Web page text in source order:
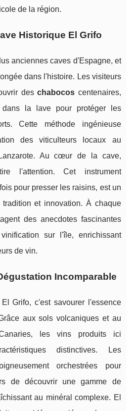
de la région.
Historique El Grifo
anciennes caves d'Espagne, et
dans l'histoire. Les visiteurs
deschabocos centenaires,
dans la lave pour protéger les
Cette méthode ingénieuse
des viticulteurs locaux au
Au cœur de la cave,
l'attention. Cet instrument
pour presser les raisins, est un
et innovation. À chaque
des anecdotes fascinantes
sur l'île, enrichissant
de vin.
Incomparable
Grifo, c'est savourer l'essence
aux sols volcaniques et au
les vins produits ici
distinctives. Les
orchestrées pour
de découvrir une gamme de
au minéral complexe. El